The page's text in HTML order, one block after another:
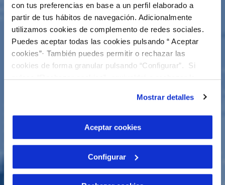
con tus preferencias en base a un perfil elaborado a
partir de tus hábitos de navegación. Adicionalmente
utilizamos cookies de complemento de redes sociales.
Puedes aceptar todas las cookies pulsando “ Aceptar
cookies”· También puedes permitir o rechazar las
cookies de forma granular pulsando “Configurar”. Si
pulsas “Rechazar cookies”, equivaldrá a rechazar la
son indispensables para que el sitio web funcione y que
por tanto no se pueden desactivar. Puedes consultar
más información en nuestraPolítica de Cookies
Mostrar detalles
Aceptar cookies
Configurar